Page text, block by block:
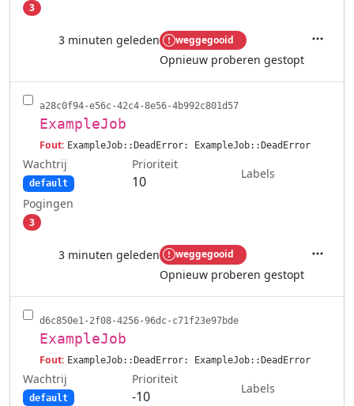
3
3 minuten geleden weggegooid
Opnieuw proberen gestopt
a28c0f94-e56c-42c4-8e56-4b992c801d57
ExampleJob
Fout: ExampleJob::DeadError: ExampleJob::DeadError
Wachtrij
default
Prioriteit
10
Labels
Pogingen
3
3 minuten geleden weggegooid
Opnieuw proberen gestopt
d6c850e1-2f08-4256-96dc-c71f23e97bde
ExampleJob
Fout: ExampleJob::DeadError: ExampleJob::DeadError
Wachtrij
default
Prioriteit
-10
Labels